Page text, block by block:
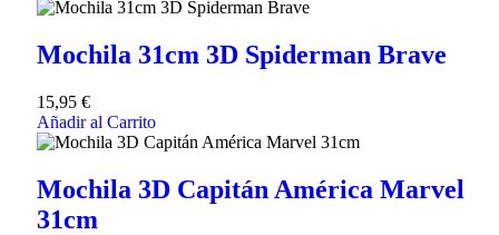
Mochila 31cm 3D Spiderman Brave
15,95 €
Añadir al Carrito
Mochila 3D Capitán América Marvel
31cm